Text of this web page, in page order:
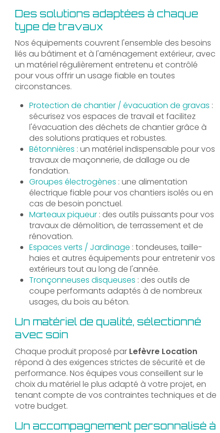
Des solutions adaptées à chaque
type de travaux
Nos équipements couvrent l'ensemble des besoins
liés au bâtiment et à l'aménagement extérieur, avec
un matériel régulièrement entretenu et contrôlé
pour vous offrir un usage fiable en toutes
circonstances.
Protection de chantier / évacuation de gravas :
sécurisez vos espaces de travail et facilitez
l'évacuation des déchets de chantier grâce à
des solutions pratiques et robustes.
Bétonnières : un matériel indispensable pour vos
travaux de maçonnerie, de dallage ou de
fondation.
Groupes électrogènes : une alimentation
électrique fiable pour vos chantiers isolés ou en
cas de besoin ponctuel.
Marteaux piqueur: des outils puissants pour vos
travaux de démolition, de terrassement et de
rénovation.
Espaces verts / Jardinage : tondeuses, taille-
haies et autres équipements pour entretenir vos
extérieurs tout au long de l'année.
Tronçonneuses disqueuses : des outils de
coupe performants adaptés à de nombreux
usages, du bois au béton.
Un matériel de qualité, sélectionné
avec soin
Chaque produit proposé par Lefèvre Location
répond à des exigences strictes de sécurité et de
performance. Nos équipes vous conseillent sur le
choix du matériel le plus adapté à votre projet, en
tenant compte de vos contraintes techniques et de
votre budget.
Un accompagnement personnalisé à